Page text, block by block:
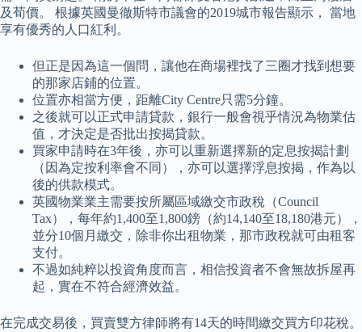
及荀價。 根據英國曼徹斯特市議會的2019城市報告顯示， 當地
享有優秀的人口紅利。
但正是因為這一個問，讓他在商場裡找了三圈才找到想要
的那家店鋪的位置。
位置亦相當方便，距離City Centre只需5分鐘。
之後就可以正式申請貸款，銀行一般會視乎情況為物業估
值，才決定是否批出按揭貸款。
買家申請時在3年後，亦可以重新選擇新的定息按揭計劃
（因為定按利率會不同），亦可以選擇浮息按揭，作為以
後的供款模式。
英國物業業主需要按所屬區域繳交市政稅（Council
Tax），每年約1,400至1,800鎊（約14,140至18,180港元），
並分10個月繳交，除非你出租物業，那市政稅就可由租客
支付。
不過如純粹以投資角度而言，相信投資者不會無故拆屋再
起，實在不符合經濟效益。
在完成交易後，買賣雙方律師將有14天的時間繳交買方印花稅。